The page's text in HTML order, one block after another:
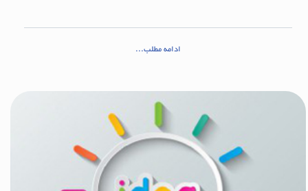
ادامه مطلب...